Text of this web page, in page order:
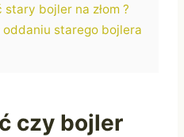
bojler na złom ?
oddaniu starego bojlera
czy bojler